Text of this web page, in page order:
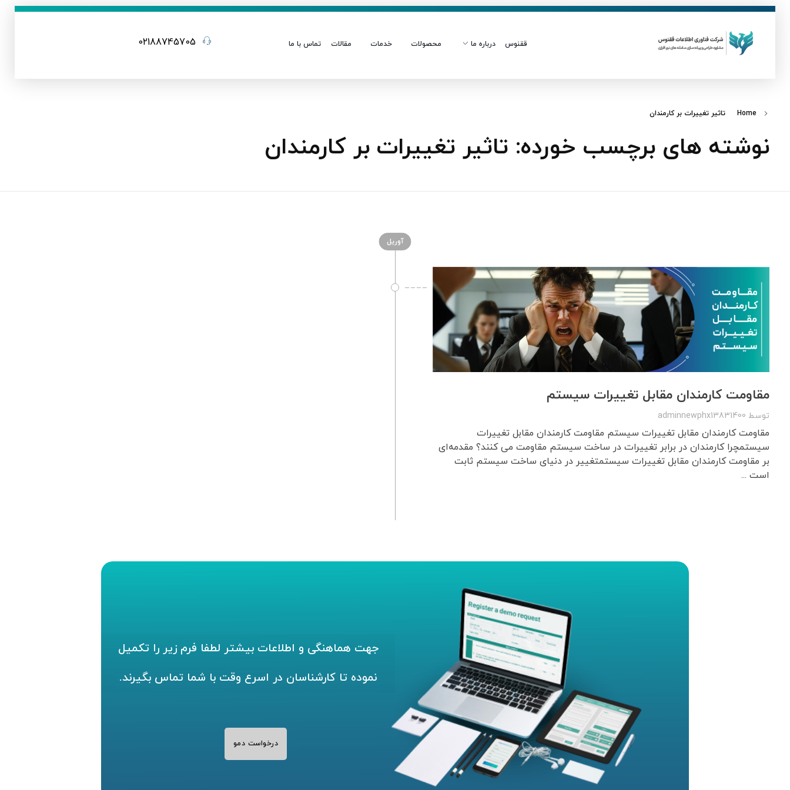
ققنوس درباره ما محصولات خدمات مقالات تماس با ما 02188745705
Home تاثیر تغییرات بر کارمندان
نوشته های برچسب خورده: تاثیر تغییرات بر کارمندان
آوریل
مقاومت کارمندان مقابل تغییرات سیستم
توسط adminnewphx13831400
مقاومت کارمندان مقابل تغییرات سیستم مقاومت کارمندان مقابل تغییرات
سیستمچرا کارمندان در برابر تغییرات در ساخت سیستم مقاومت می کنند؟ مقدمه‌ای
بر مقاومت کارمندان مقابل تغییرات سیستمتغییر در دنیای ساخت سیستم ثابت
است ...
جهت هماهنگی و اطلاعات بیشتر لطفا فرم زیر را تکمیل
نموده تا کارشناسان در اسرع وقت با شما تماس بگیرند.
درخواست دمو